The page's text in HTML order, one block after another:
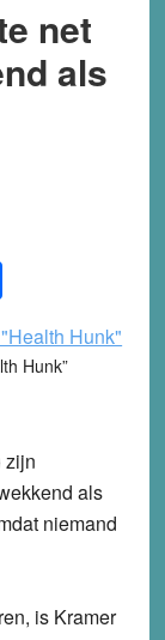
net
als
Share
Hunk”
zijn
als
niemand
is Kramer